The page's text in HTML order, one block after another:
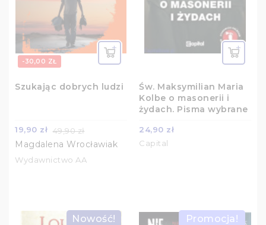
-30,00 ZŁ
Szukając dobrych ludzi
19,90 zł 49,90 zł
Magdalena Wrocławiak
Wydawnictwo AA
Św. Maksymilian Maria
Kolbe o masonerii i
żydach. Pisma wybrane
24,90 zł
Capital
Nowość! Promocja!